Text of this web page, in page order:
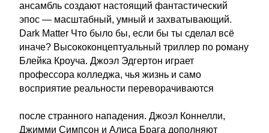
ансамбль создают настоящий фантастический
эпос — масштабный, умный и захватывающий.
Dark Matter Что было бы, если бы ты сделал всё
иначе? Высококонцептуальный триллер по роману
Блейка Кроуча. Джоэл Эдгертон играет
профессора колледжа, чья жизнь и само
восприятие реальности переворачиваются
после странного нападения. Джоэл Коннелли,
Джимми Симпсон и Алиса Брага дополняют